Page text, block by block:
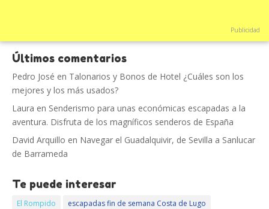
Publicidad
Últimos comentarios
Pedro José en Talonarios y Bonos de Hotel ¿Cuáles son los
mejores y los más usados?
Laura en Senderismo para unas económicas escapadas a la
aventura. Disfruta de los magníficos senderos de España
David Arquillo en Navegar el Guadalquivir, de Sevilla a Sanlucar
de Barrameda
Te puede interesar
El Rompido
escapadas fin de semana Costa de Lugo